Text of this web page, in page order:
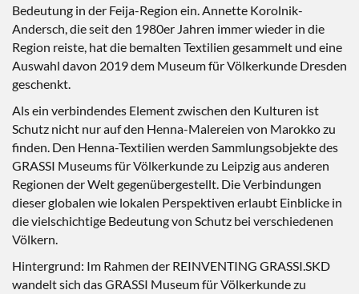
Bedeutung in der Feija-Region ein. Annette Korolnik-
Andersch, die seit den 1980er Jahren immer wieder in die
Region reiste, hat die bemalten Textilien gesammelt und eine
Auswahl davon 2019 dem Museum für Völkerkunde Dresden
geschenkt.
Als ein verbindendes Element zwischen den Kulturen ist
Schutz nicht nur auf den Henna-Malereien von Marokko zu
finden. Den Henna-Textilien werden Sammlungsobjekte des
GRASSI Museums für Völkerkunde zu Leipzig aus anderen
Regionen der Welt gegenübergestellt. Die Verbindungen
dieser globalen wie lokalen Perspektiven erlaubt Einblicke in
die vielschichtige Bedeutung von Schutz bei verschiedenen
Völkern.
Hintergrund: Im Rahmen der REINVENTING GRASSI.SKD
wandelt sich das GRASSI Museum für Völkerkunde zu